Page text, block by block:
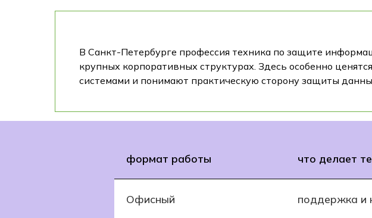
В Санкт-Петербурге профессия техника по защите
крупных корпоративных структурах. Здесь особенно
системами и понимают практическую сторону защиты
формат работы что делает
Офисный поддержка и